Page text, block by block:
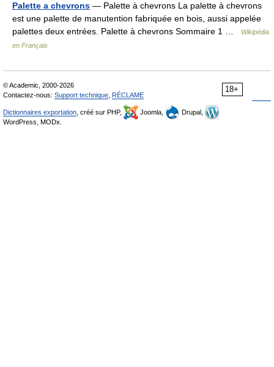
Palette a chevrons — Palette à chevrons La palette à chevrons
est une palette de manutention fabriquée en bois, aussi appelée
palettes deux entrées. Palette à chevrons Sommaire 1 …
Wikipédia
en Français
18+
© Academic, 2000-2026
Contactez-nous: Support technique RÉCLAME
Dictionnaires exportation , créé sur PHP, Joomla,
Drupal,
WordPress, MODx.